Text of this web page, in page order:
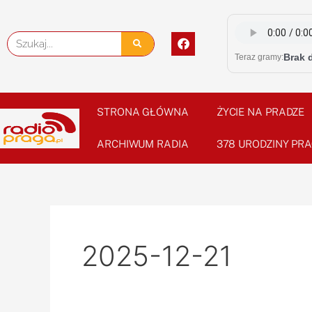
content
Szukaj
F
a
c
o
o
k
Teraz gramy:Brak
STRONA GŁÓWNA ŻYCIE NA PRADZE
ARCHIWUM RADIA 378 URODZINY
2025-12-21